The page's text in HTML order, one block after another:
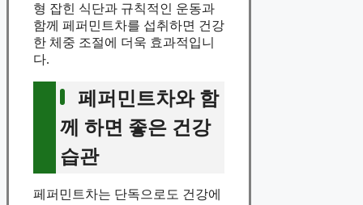
형 잡힌 식단과 규칙적인 운동과
함께 페퍼민트차를 섭취하면 건강
한 체중 조절에 더욱 효과적입니
다.
페퍼민트차와 함
께 하면 좋은 건강
습관
페퍼민트차는 단독으로도 건강에